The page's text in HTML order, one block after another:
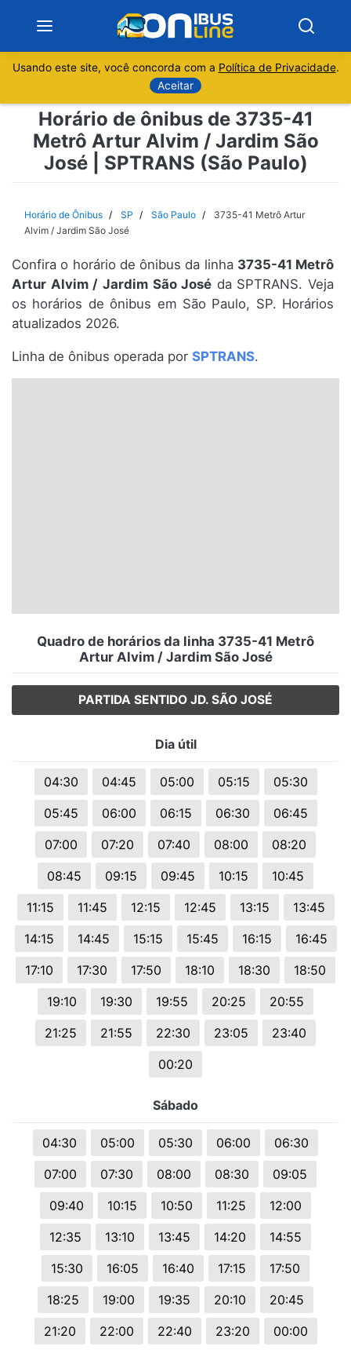
Sobre
Minas Gerais
Espírito Santo
Paraná
Santa Catarina
Usando este site, você concorda com a Política de Privacidade.
Aceitar
Horário de ônibus de 3735-41
Metrô Artur Alvim / Jardim São
José | SPTRANS (São Paulo)
Horário de Ônibus SP São Paulo
3735-41 Metrô Artur
Alvim / Jardim São José
Confira o horário de ônibus da linha 3735-41 Metrô
Artur Alvim / Jardim São José da SPTRANS. Veja
os horários de ônibus em São Paulo, SP. Horários
atualizados 2026.
Linha de ônibus operada por SPTRANS.
Quadro de horários da linha 3735-41 Metrô
Artur Alvim / Jardim São José
PARTIDA SENTIDO JD. SÃO JOSÉ
Dia útil
04:30 04:45 05:00 05:15
05:30
05:45
06:00 06:15 06:30
06:45
07:00
07:20 07:40 08:00
08:20
08:45
09:15 09:45 10:15
10:45
11:15
11:45 12:15 12:45 13:15
13:45
14:15
14:45 15:15 15:45 16:15
16:45
17:10
17:30 17:50 18:10 18:30
18:50
19:10
19:30 19:55 20:25
20:55
21:25
21:55 22:30 23:05
23:40
00:20
Sábado
04:30 05:00 05:30 06:00
06:30
07:00
07:30 08:00 08:30
09:05
09:40
10:15 10:50 11:25
12:00
12:35
13:10 13:45 14:20
14:55
15:30
16:05 16:40 17:15
17:50
18:25
19:00 19:35 20:10
20:45
21:20
22:00 22:40 23:20 00:00